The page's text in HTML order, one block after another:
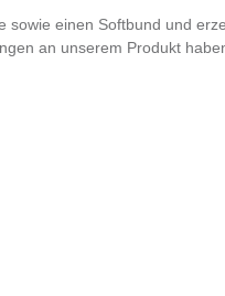
sowie einen Softbund und
an unserem Produkt